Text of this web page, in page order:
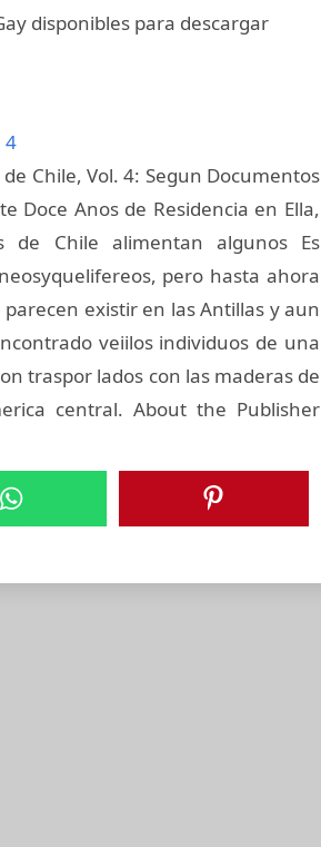
disponibles para descargar
4
Chile, Vol. 4: Segun Documentos
Doce Anos de Residencia en Ella,
de Chile alimentan algunos Es
pero hasta ahora
existir en las Antillas y aun
veiilos individuos de una
traspor lados con las maderas de
central. About the Publisher